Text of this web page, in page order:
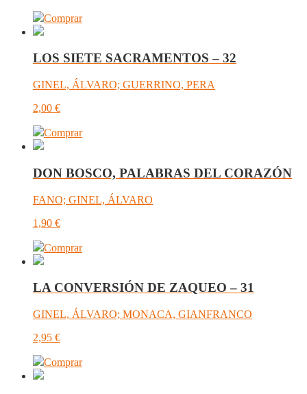
Comprar
LOS SIETE SACRAMENTOS – 32
GINEL, ÁLVARO; GUERRINO, PERA
2,00 €
Comprar
DON BOSCO, PALABRAS DEL CORAZÓN
FANO; GINEL, ÁLVARO
1,90 €
Comprar
LA CONVERSIÓN DE ZAQUEO – 31
GINEL, ÁLVARO; MONACA, GIANFRANCO
2,95 €
Comprar